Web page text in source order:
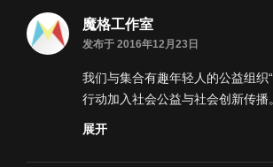
魔格工作室
发布于 2016年12月23日
我们与集合有趣年轻人的公益组
行动加入社会公益与社会创新传
得演绎过程更加灵活多元。如果
类别
广告/宣传
展开